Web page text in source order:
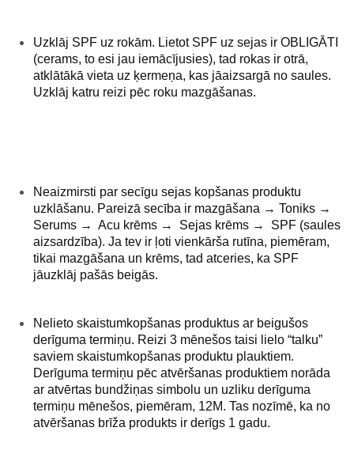
Uzklāj SPF uz rokām. Lietot SPF uz sejas ir OBLIGĀTI
(cerams, to esi jau iemācījusies), tad rokas ir otrā,
atklātākā vieta uz ķermeņa, kas jāaizsargā no saules.
Uzklāj katru reizi pēc roku mazgāšanas.
Neaizmirsti par secīgu sejas kopšanas produktu
uzklāšanu. Pareizā secība ir mazgāšana → Toniks →
Serums → Acu krēms → Sejas krēms → SPF (saules
aizsardzība). Ja tev ir ļoti vienkārša rutīna, piemēram,
tikai mazgāšana un krēms, tad atceries, ka SPF
jāuzklāj pašās beigās.
Nelieto skaistumkopšanas produktus ar beigušos
derīguma termiņu. Reizi 3 mēnešos taisi lielo “talku”
saviem skaistumkopšanas produktu plauktiem.
Derīguma termiņu pēc atvēršanas produktiem norāda
ar atvērtas bundžiņas simbolu un uzliku derīguma
termiņu mēnešos, piemēram, 12M. Tas nozīmē, ka no
atvēršanas brīža produkts ir derīgs 1 gadu.